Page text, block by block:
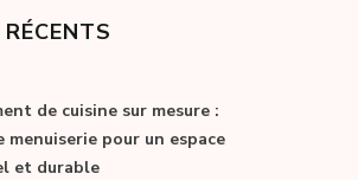
de cuisine sur mesure :
menuiserie pour un espace
et durable